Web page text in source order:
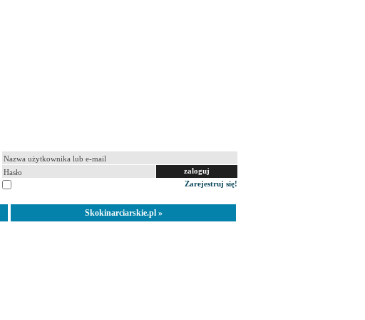
Zarejestruj się!
Skokinarciarskie.pl »